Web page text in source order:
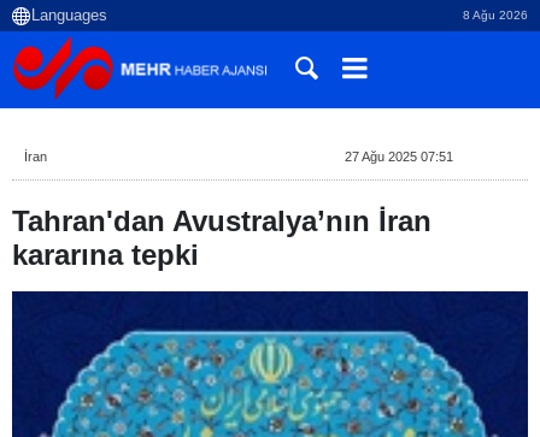
8 Ağu 2026
İran 27 Ağu 2025 07:51
Tahran'dan Avustralya’nın İran
kararına tepki